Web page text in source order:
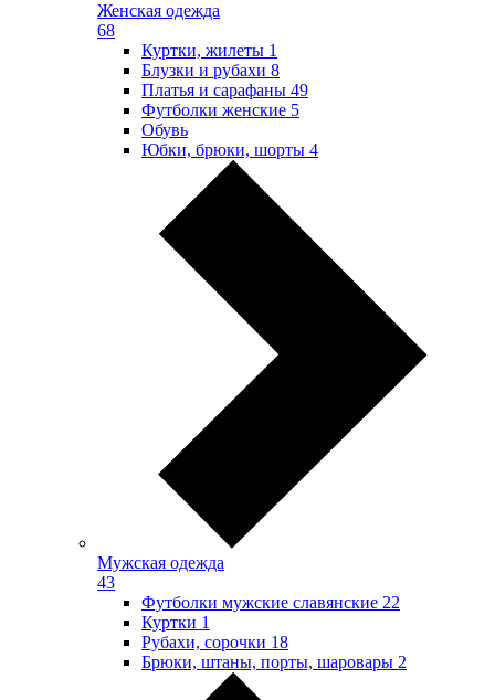
Женская одежда
68
Куртки, жилеты 1
Блузки и рубахи 8
Платья и сарафаны 49
Футболки женские 5
Обувь
Юбки, брюки, шорты 4
Мужская одежда
43
Футболки мужские славянские 22
Куртки 1
Рубахи, сорочки 18
Брюки, штаны, порты, шаровары 2